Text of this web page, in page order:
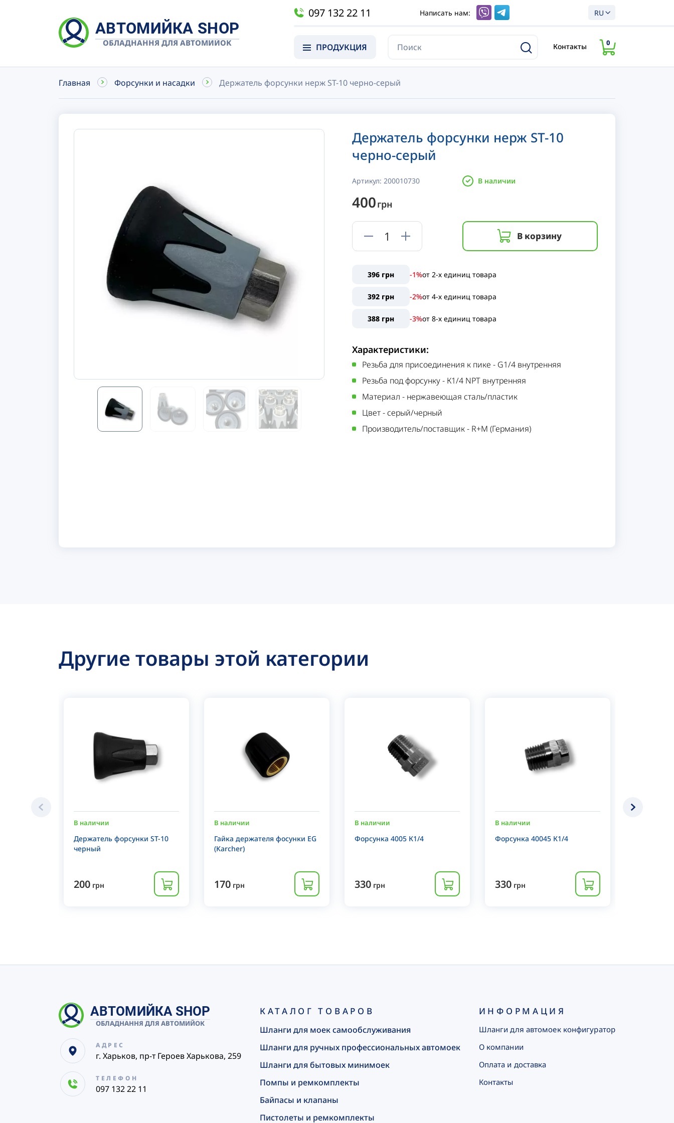
АВТОМИЙКА SHOP
ОБЛАДНАННЯ ДЛЯ АВТОМИЙОК
097 132 22 11 Написать нам: RU
ПРОДУКЦИЯ Контакты 0
Главная Форсунки и насадки Держатель форсунки нерж ST-10 черно-серый
Держатель форсунки нерж ST-10
черно-серый
Артикул: 200010730 В наличии
400грн
В корзину
396 грн -1%от 2-х единиц товара
392 грн -2%от 4-х единиц товара
388 грн -3%от 8-х единиц товара
Характеристики:
Резьба для присоединения к пике - G1/4 внутренняя
Резьба под форсунку- К1/4 NPT внутренняя
Материал - нержавеющая сталь/пластик
Цвет-серый/черный
Производитель/поставщик- R+M (Германия)
Другие товары этой категории
В наличии
Держатель форсунки ST-10
черный
200 грн
В наличии
Гайка держателя фосунки EG
(Karcher)
170 грн
В наличии
Форсунка 4005 К1/4
330 грн
В наличии
Форсунка 40045 К1/4
330 грн
АВТОМИЙКА SHOP
ОБЛАДНАННЯ ДЛЯ АВТОМИЙОК
АДРЕС
г. Харьков, пр-т Героев Харькова, 259
ТЕЛЕФОН
097 132 22 11
КАТАЛОГ ТОВАРОВ
Шланги для моек самообслуживания
Шланги для ручных профессиональных автомоек
Шланги для бытовых минимоек
Помпы и ремкомплекты
Байпасы и клапаны
Пистолеты и ремкомплекты
ИНФОРМАЦИЯ
Шланги для автомоек конфигуратор
О компании
Оплата и доставка
Контакты